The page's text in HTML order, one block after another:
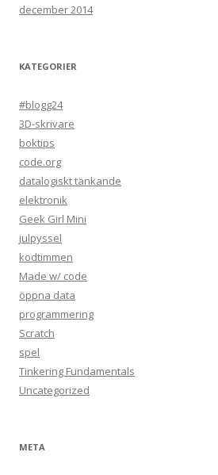
december 2014
KATEGORIER
#blogg24
3D-skrivare
boktips
code.org
datalogiskt tänkande
elektronik
Geek Girl Mini
julpyssel
kodtimmen
Made w/ code
öppna data
programmering
Scratch
spel
Tinkering Fundamentals
Uncategorized
META